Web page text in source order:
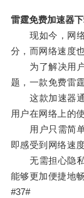
雷霆免费加速器
现如今，网络
分，而网络速度
为了解决用户
题，一款免费雷
这款加速器通
用户在网络上的
用户只需简单
即感受到网络速
无需担心隐私
能够更加便捷地
#37#